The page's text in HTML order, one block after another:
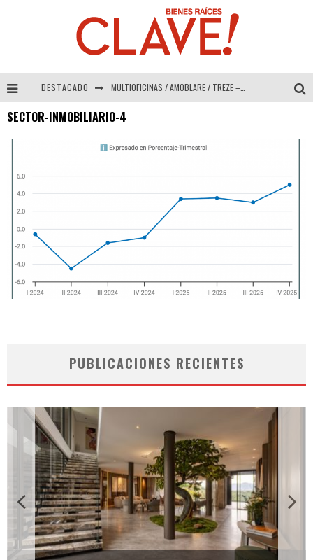
DESTACADO MULTIOFICINAS / AMOBLARE / TREZE – Especial Interiorismo & Decoración 2026
SECTOR-INMOBILIARIO-4
PUBLICACIONES RECIENTES